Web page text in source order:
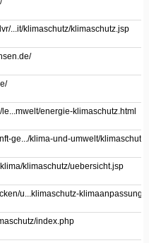
...it/klimaschutz/klimaschutz.jsp
energie-klimaschutz.html
ge.../klima-und-umwelt/klimaschutz/
klimaschutz/uebersicht.jsp
u...klimaschutz-
index.php